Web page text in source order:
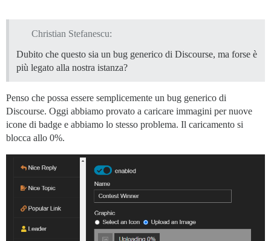
Christian Stefanescu:
Dubito che questo sia un bug generico di Discourse, ma forse è
più legato alla nostra istanza?
Penso che possa essere semplicemente un bug generico di
Discourse. Oggi abbiamo provato a caricare immagini per nuove
icone di badge e abbiamo lo stesso problema. Il caricamento si
blocca allo 0%.